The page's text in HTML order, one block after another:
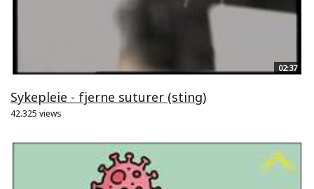
02:37
Sykepleie - fjerne suturer (sting)
42.325 views